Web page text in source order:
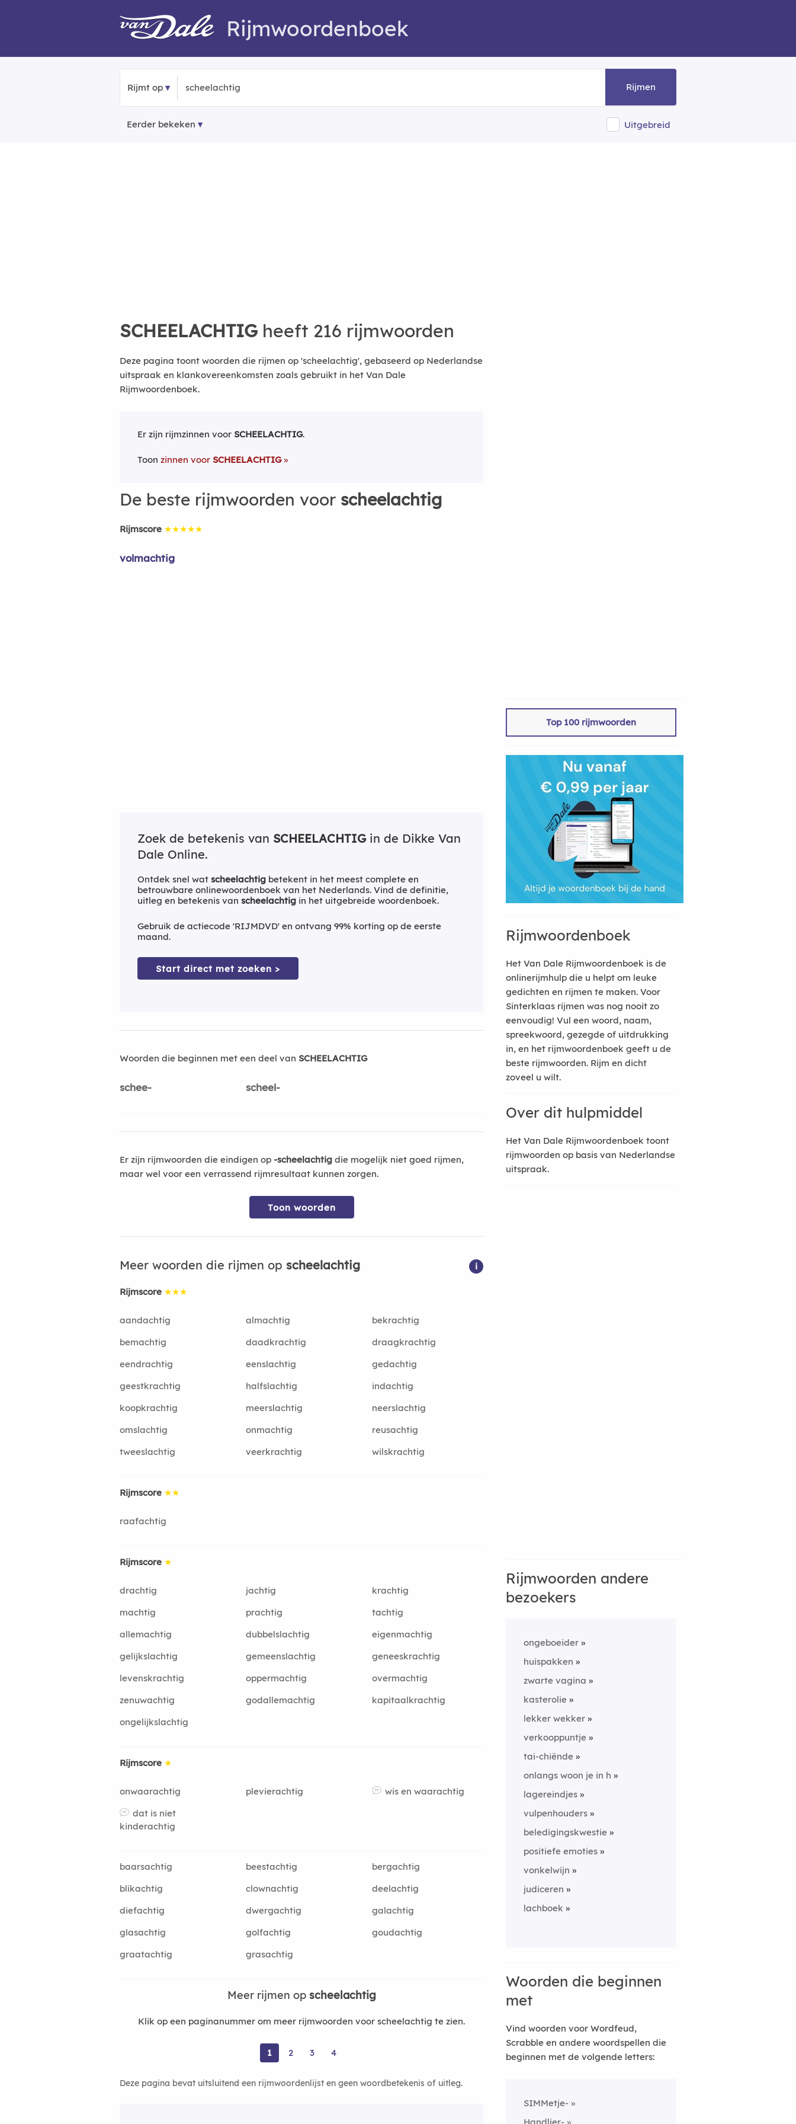
Rijmwoordenboek
Rijmt op Rijmen
Eerder bekeken Uitgebreid
SCHEELACHTIG heeft 216 rijmwoorden
Deze pagina toont woorden die rijmen op 'scheelachtig', gebaseerd op Nederlandse
uitspraak en klankovereenkomsten zoals gebruikt in het Van Dale
Rijmwoordenboek.
Er zijn rijmzinnen voor SCHEELACHTIG.
Toon zinnen voor SCHEELACHTIG
De beste rijmwoorden voor scheelachtig
Rijmscore ★★★★★
volmachtig
Zoek de betekenis van SCHEELACHTIGin de Dikke Van
Dale Online.
Ontdek snel wat scheelachtig betekent in het meest complete en
betrouwbare onlinewoordenboek van het Nederlands. Vind de definitie,
uitleg en betekenis van scheelachtig in het uitgebreide woordenboek.
Gebruik de actiecode 'RIJMDVD' en ontvang 99% korting op de eerste
maand.
Start direct met zoeken >
Woorden die beginnen met een deel van SCHEELACHTIG
schee- scheel-
Er zijn rijmwoorden die eindigen op -scheelachtig die mogelijk niet goed rijmen,
maar wel voor een verrassend rijmresultaat kunnen zorgen.
Toon woorden
Meer woorden die rijmen op scheelachtig i
Rijmscore ★★★
aandachtig almachtig
bekrachtig
bemachtig
daadkrachtig
draagkrachtig
eendrachtig
eenslachtig
gedachtig
geestkrachtig
halfslachtig
indachtig
koopkrachtig
meerslachtig
neerslachtig
omslachtig
onmachtig
reusachtig
tweeslachtig
veerkrachtig wilskrachtig
Rijmscore ★★
raafachtig
Rijmscore ★
drachtig jachtig
krachtig
machtig
prachtig
tachtig
allemachtig
dubbelslachtig
eigenmachtig
gelijkslachtig
gemeenslachtig
geneeskrachtig
levenskrachtig
oppermachtig
overmachtig
zenuwachtig
godallemachtig
kapitaalkrachtig
ongelijkslachtig
Rijmscore ★
onwaarachtig plevierachtig
wis en waarachtig
dat is niet
kinderachtig
baarsachtig beestachtig
bergachtig
blikachtig
clownachtig
deelachtig
diefachtig
dwergachtig
galachtig
glasachtig
golfachtig
goudachtig
graatachtig
grasachtig
Meer rijmen op scheelachtig
Klik op een paginanummer om meer rijmwoorden voor scheelachtig te zien.
1 2 3 4
Deze pagina bevat uitsluitend een rijmwoordenlijst en geen woordbetekenis of uitleg.
Top 100 rijmwoorden
Rijmwoordenboek
Het Van Dale Rijmwoordenboek is de
onlinerijmhulp die u helpt om leuke
gedichten en rijmen te maken. Voor
Sinterklaas rijmen was nog nooit zo
eenvoudig! Vul een woord, naam,
spreekwoord, gezegde of uitdrukking
in, en het rijmwoordenboek geeft u de
beste rijmwoorden. Rijm en dicht
zoveel u wilt.
Over dit hulpmiddel
Het Van Dale Rijmwoordenboek toont
rijmwoorden op basis van Nederlandse
uitspraak.
Rijmwoorden andere
bezoekers
ongeboeider
huispakken
zwarte vagina
kasterolie
lekker wekker
verkooppuntje
tai-chiënde
onlangs woon je in h
lagereindjes
vulpenhouders
beledigingskwestie
positiefe emoties
vonkelwijn
judiceren
lachboek
Woorden die beginnen
met
Vind woorden voor Wordfeud,
Scrabble en andere woordspellen die
beginnen met de volgende letters:
SIMMetje-